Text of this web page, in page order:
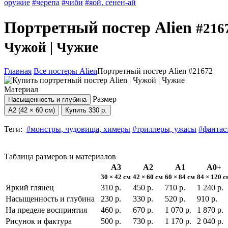
оружие #черепа #чиби #яой, сенен-ай
Портретный постер Alien
Чужой | Чужие
Главная Все постеры AlienПортретный постер Alien #21672
Материал
Насыщенность и глубина Размер
А2 (42 × 60 см) Купить 330 р.
Теги: #монстры, чудовища, химеры #триллеры, ужасы
Таблица размеров и материалов
А3
30 × 42 см
А2
42 × 60 см
А1
60 × 84 см
А0+
84 × 120
Яркий глянец 310 р. 450 р. 710 р.
1 240 р.
Насыщенность и глубина
230 р. 330 р. 520 р.
910 р.
На пределе восприятия
460 р. 670 р. 1 070 р.
1 870 р.
Рисунок и фактура
500 р. 730 р. 1 170 р. 2 040 р.